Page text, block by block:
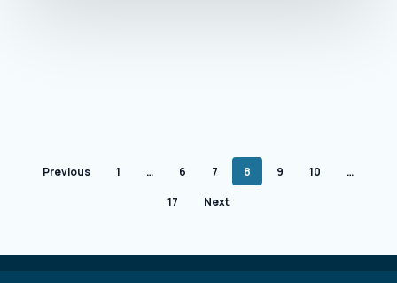
Previous 1 … 6 7 8 9 10
…
17
Next